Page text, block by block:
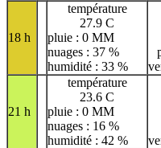
18 h
température
27.9 C
pluie : 0 MM
nuages : 37 %
humidité : 33 %
21 h
température
23.6 C
pluie : 0 MM
nuages : 16 %
humidité : 42 %